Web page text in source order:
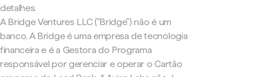
detalhes.
A Bridge Ventures LLC ("Bridge") não é um
banco. A Bridge é uma empresa de tecnologia
financeira e é a Gestora do Programa
responsável por gerenciar e operar o Cartão